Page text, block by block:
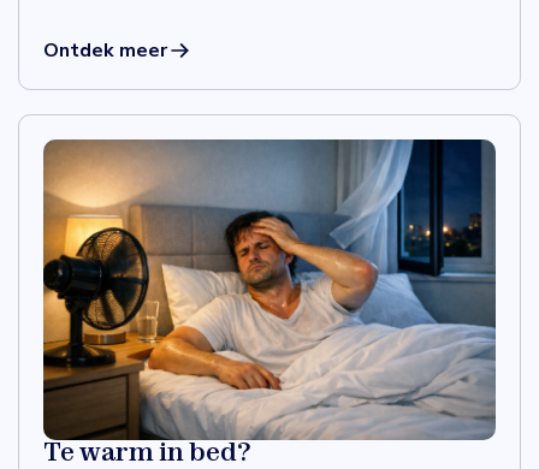
Ontdek meer
Te warm in bed?